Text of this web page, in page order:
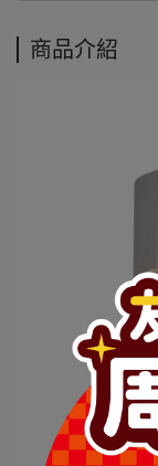
商品介紹